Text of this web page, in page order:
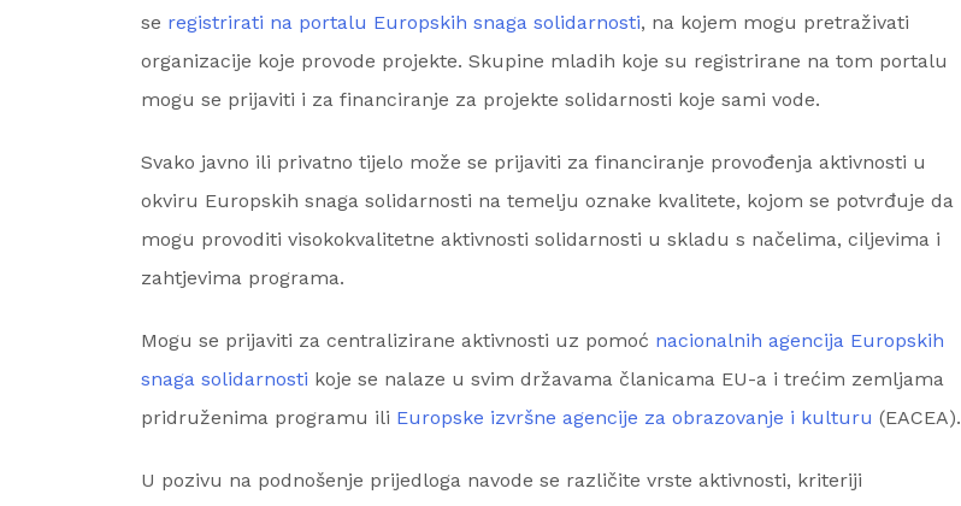
se registrirati na portalu Europskih snaga solidarnosti, na kojem mogu pretraživati
organizacije koje provode projekte. Skupine mladih koje su registrirane na tom portalu
mogu se prijaviti i za financiranje za projekte solidarnosti koje sami vode.
Svako javno ili privatno tijelo može se prijaviti za financiranje provođenja aktivnosti u
okviru Europskih snaga solidarnosti na temelju oznake kvalitete, kojom se potvrđuje da
mogu provoditi visokokvalitetne aktivnosti solidarnosti u skladu s načelima, ciljevima i
zahtjevima programa.
Mogu se prijaviti za centralizirane aktivnosti uz pomoć nacionalnih agencija Europskih
snaga solidarnosti koje se nalaze u svim državama članicama EU-a i trećim zemljama
pridruženima programu ili Europske izvršne agencije za obrazovanje i kulturu (EACEA).
U pozivu na podnošenje prijedloga navode se različite vrste aktivnosti, kriteriji